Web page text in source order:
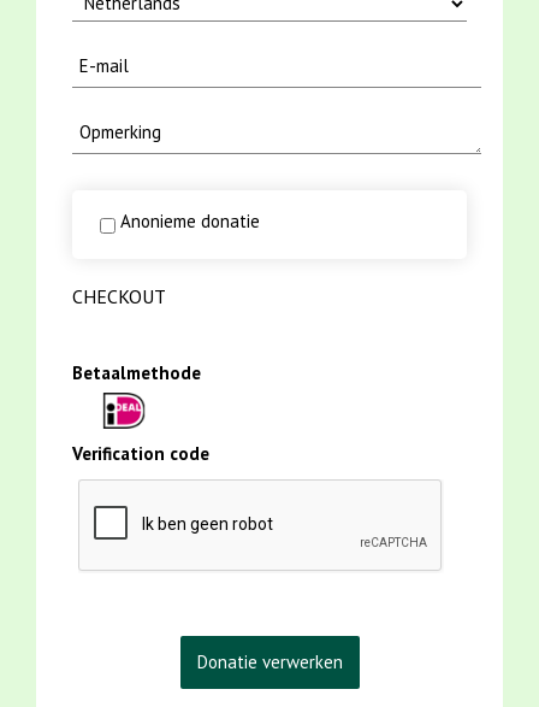
Anonieme donatie
CHECKOUT
Betaalmethode
Verification code